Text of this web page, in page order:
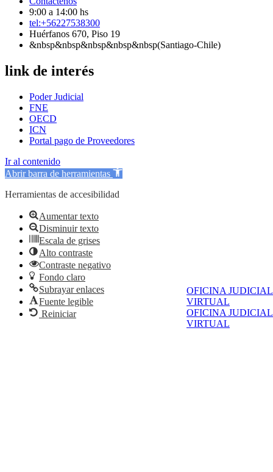
OFICINA JUDICIAL
VIRTUAL
OFICINA JUDICIAL
VIRTUAL
9:00 a 14:00 hs
tel:+56227538300
Huérfanos 670, Piso 19
&nbsp&nbsp&nbsp&nbsp&nbsp(Santiago-Chile)
link de interés
Poder Judicial
FNE
OECD
ICN
Portal pago de Proveedores
Ir al contenido
Abrir barra de herramientas
Herramientas de accesibilidad
Aumentar texto
Disminuir texto
Escala de grises
Alto contraste
Contraste negativo
Fondo claro
Subrayar enlaces
Fuente legible
Reiniciar